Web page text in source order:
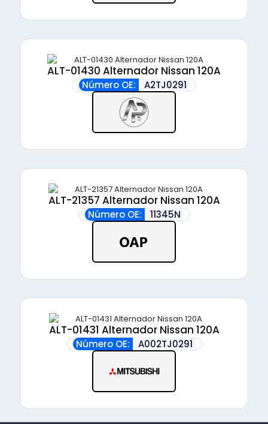
ALT-01430 Alternador Nissan 120A
Número OE: A2TJ0291
ALT-21357 Alternador Nissan 120A
Número OE: 11345N
ALT-01431 Alternador Nissan 120A
Número OE: A002TJ0291